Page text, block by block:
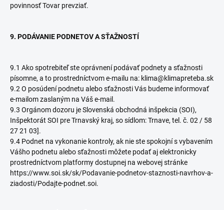
povinnosť Tovar prevziať.
9. PODÁVANIE PODNETOV A SŤAŽNOSTÍ
9.1 Ako spotrebiteľ ste oprávnení podávať podnety a sťažnosti
písomne, a to prostredníctvom e-mailu na: klima@klimapreteba.sk
9.2 O posúdení podnetu alebo sťažnosti Vás budeme informovať
e-mailom zaslaným na Váš e-mail.
9.3 Orgánom dozoru je Slovenská obchodná inšpekcia (SOI),
Inšpektorát SOI pre Trnavský kraj, so sídlom: Trnave, tel. č. 02 / 58
27 21 03].
9.4 Podnet na vykonanie kontroly, ak nie ste spokojní s vybavením
Vášho podnetu alebo sťažnosti môžete podať aj elektronicky
prostredníctvom platformy dostupnej na webovej stránke
https://www.soi.sk/sk/Podavanie-podnetov-staznosti-navrhov-a-
ziadosti/Podajte-podnet.soi.